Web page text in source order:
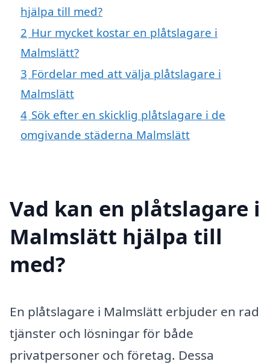
hjälpa till med?
2 Hur mycket kostar en plåtslagare i
Malmslätt?
3 Fördelar med att välja plåtslagare i
Malmslätt
4 Sök efter en skicklig plåtslagare i de
omgivande städerna Malmslätt
Vad kan en plåtslagare i
Malmslätt hjälpa till
med?
En plåtslagare i Malmslätt erbjuder en rad
tjänster och lösningar för både
privatpersoner och företag. Dessa